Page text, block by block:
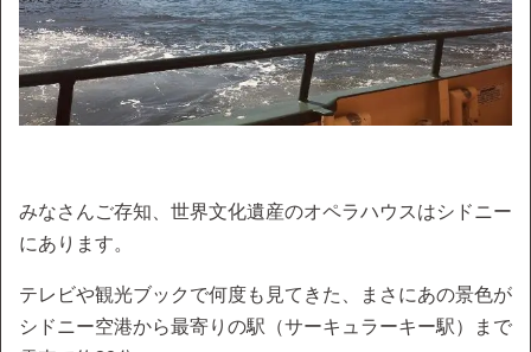
みなさんご存知、世界文化遺産のオペラハウスはシドニー
にあります。
テレビや観光ブックで何度も見てきた、まさにあの景色が
シドニー空港から最寄りの駅（サーキュラーキー駅）まで